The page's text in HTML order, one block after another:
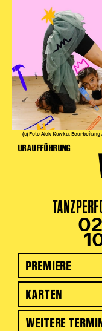
(c) Foto Alek Kawka, Bearbeitung
URAUFFÜHRUNG
PREMIERE
KARTEN
WEITERE